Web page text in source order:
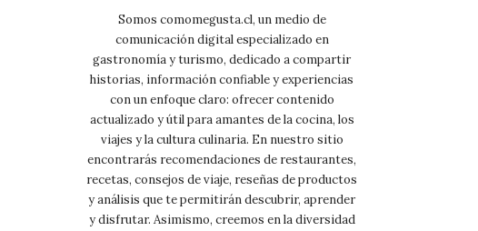
Somos comomegusta.cl, un medio de
comunicación digital especializado en
gastronomía y turismo, dedicado a compartir
historias, información confiable y experiencias
con un enfoque claro: ofrecer contenido
actualizado y útil para amantes de la cocina, los
viajes y la cultura culinaria. En nuestro sitio
encontrarás recomendaciones de restaurantes,
recetas, consejos de viaje, reseñas de productos
y análisis que te permitirán descubrir, aprender
y disfrutar. Asimismo, creemos en la diversidad